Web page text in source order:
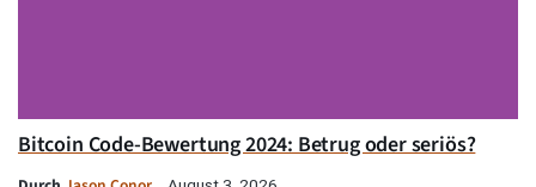
Bitcoin Code-Bewertung 2024: Betrug oder seriös?